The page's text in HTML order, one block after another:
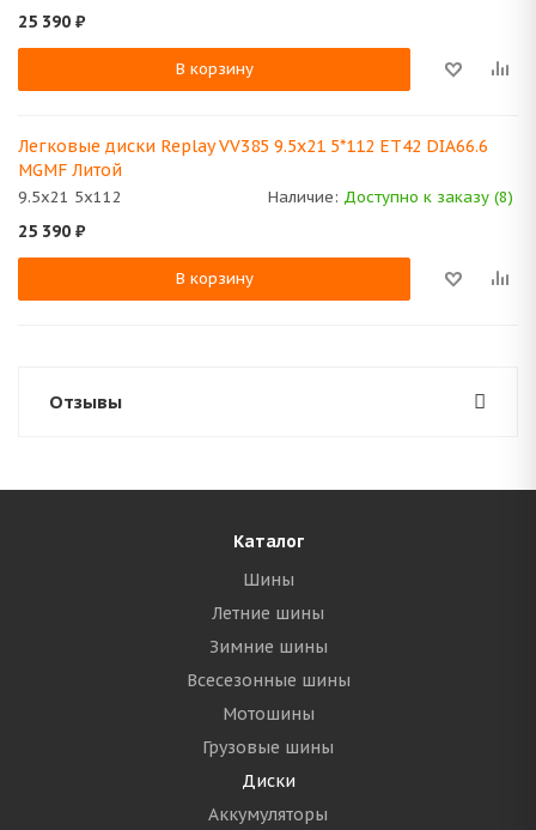
25 390 ₽
В корзину
Легковые диски Replay VV385 9.5x21 5*112 ET42 DIA66.6
MGMF Литой
9.5x21 5x112 Наличие: Доступно к заказу (8)
25 390 ₽
В корзину
Отзывы
Каталог
Шины
Летние шины
Зимние шины
Всесезонные шины
Мотошины
Грузовые шины
Диски
Аккумуляторы